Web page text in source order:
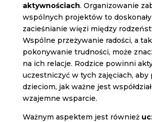
aktywnościach. Organizowanie
wspólnych projektów to
zacieśnianie więzi między
Wspólne przeżywanie radości, a
pokonywanie trudności, może
na ich relacje. Rodzice powinni
uczestniczyć w tych zajęciach, aby
dzieciom, jak ważne jest
wzajemne wsparcie.
Ważnym aspektem jest również